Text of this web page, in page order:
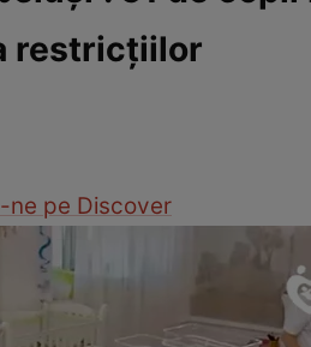
restricțiilor
ne pe Discover